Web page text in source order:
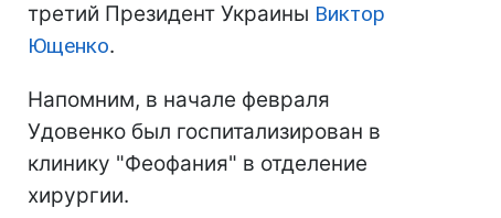
третий Президент Украины Виктор
Ющенко.
Напомним, в начале февраля
Удовенко был госпитализирован в
клинику "Феофания" в отделение
хирургии.